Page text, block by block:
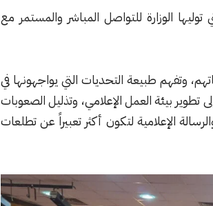
توليها الوزارة للتواصل المباشر والمستمر مع
وتفهم طبيعة التحديات التي يواجهونها في
بيئة العمل الإعلامي، وتذليل الصعوبات
الإعلامية لتكون أكثر تعبيراً عن تطلعات